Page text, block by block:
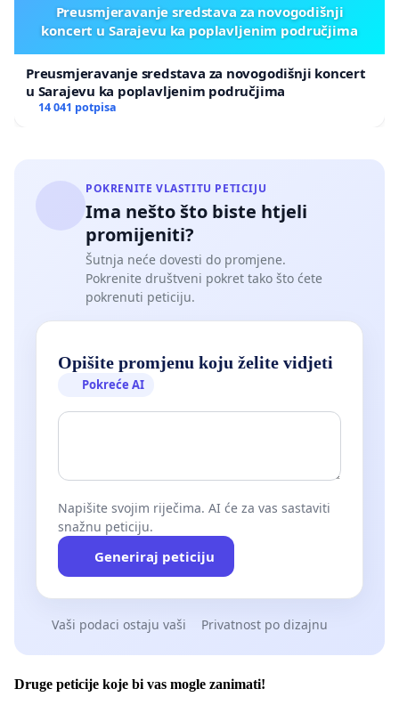
Preusmjeravanje sredstava za novogodišnji
koncert u Sarajevu ka poplavljenim područjima
Preusmjeravanje sredstava za novogodišnji koncert
u Sarajevu ka poplavljenim područjima
14 041 potpisa
POKRENITE VLASTITU PETICIJU
Ima nešto što biste htjeli
promijeniti?
Šutnja neće dovesti do promjene.
Pokrenite društveni pokret tako što ćete
pokrenuti peticiju.
Opišite promjenu koju želite vidjeti
Pokreće AI
Napišite svojim riječima. AI će za vas sastaviti
snažnu peticiju.
Generiraj peticiju
Vaši podaci ostaju vaši Privatnost po dizajnu
Druge peticije koje bi vas mogle zanimati!